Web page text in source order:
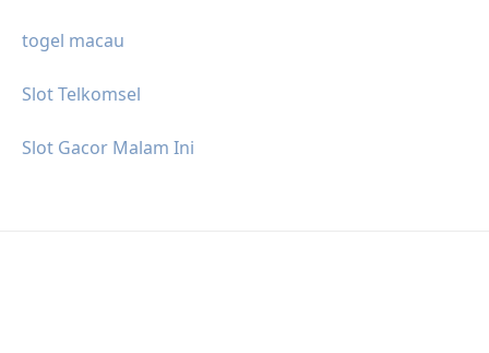
togel macau
Slot Telkomsel
Slot Gacor Malam Ini